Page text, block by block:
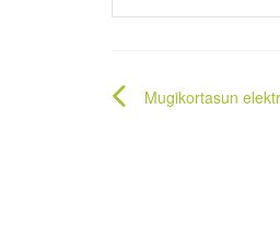
Mugikortasun